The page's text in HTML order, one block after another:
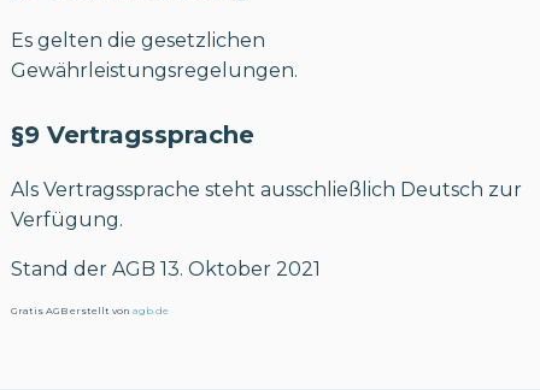
Es gelten die gesetzlichen
Gewährleistungsregelungen.
§9 Vertragssprache
Als Vertragssprache steht ausschließlich Deutsch zur
Verfügung.
Stand der AGB 13. Oktober 2021
Gratis AGB erstellt von agb.de